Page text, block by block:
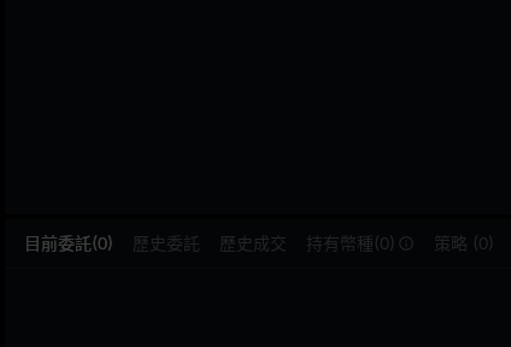
目前委託(0) 歷史委託 歷史成交 持有幣種(0) 策略 (0)